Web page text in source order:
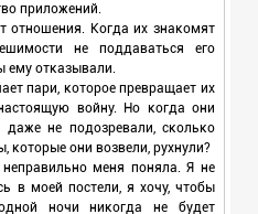
приложений.
отношения. Когда их знакомят
не поддаваться его
ему отказывали.
пари, которое превращает их
войну. Но когда они
не подозревали, сколько
которые они возвели, рухнули?
меня поняла. Я не
в моей постели, я хочу, чтобы
ночи никогда не будет